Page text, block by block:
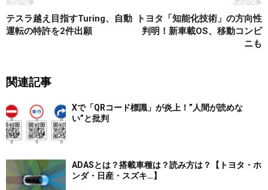
前の記事
テスラ越え目指すTuring、自動
運転の特許を2件出願
次の記事
トヨタ「知能化技術」の方向性
判明！新車載OS、移動コンビ
ニも
関連記事
Xで「QRコード標識」が炎上！”人間が読めな
い”と批判
ADASとは？搭載車種は？読み方は？【トヨタ・ホ
ンダ・日産・スズキ…】